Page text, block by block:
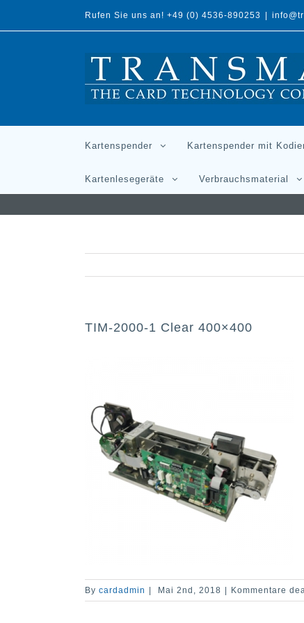
Rufen Sie uns an! +49 (0) 4536-890253
Kartenspender Kartenspender mit
Kartenlesegeräte Verbrauchsmaterial
TIM-2000-1 Clear 400×400
By cardadmin Mai 2nd, 2018 Kommentare